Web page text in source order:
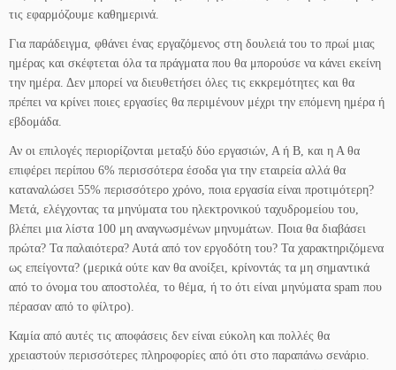
τις εφαρμόζουμε καθημερινά.
Για παράδειγμα, φθάνει ένας εργαζόμενος στη δουλειά του το πρωί μιας
ημέρας και σκέφτεται όλα τα πράγματα που θα μπορούσε να κάνει εκείνη
την ημέρα. Δεν μπορεί να διευθετήσει όλες τις εκκρεμότητες και θα
πρέπει να κρίνει ποιες εργασίες θα περιμένουν μέχρι την επόμενη ημέρα ή
εβδομάδα.
Αν οι επιλογές περιορίζονται μεταξύ δύο εργασιών, Α ή Β, και η Α θα
επιφέρει περίπου 6% περισσότερα έσοδα για την εταιρεία αλλά θα
καταναλώσει 55% περισσότερο χρόνο, ποια εργασία είναι προτιμότερη?
Μετά, ελέγχοντας τα μηνύματα του ηλεκτρονικού ταχυδρομείου του,
βλέπει μια λίστα 100 μη αναγνωσμένων μηνυμάτων. Ποια θα διαβάσει
πρώτα? Τα παλαιότερα? Αυτά από τον εργοδότη του? Τα χαρακτηριζόμενα
ως επείγοντα? (μερικά ούτε καν θα ανοίξει, κρίνοντάς τα μη σημαντικά
από το όνομα του αποστολέα, το θέμα, ή το ότι είναι μηνύματα spam που
πέρασαν από το φίλτρο).
Καμία από αυτές τις αποφάσεις δεν είναι εύκολη και πολλές θα
χρειαστούν περισσότερες πληροφορίες από ότι στο παραπάνω σενάριο.